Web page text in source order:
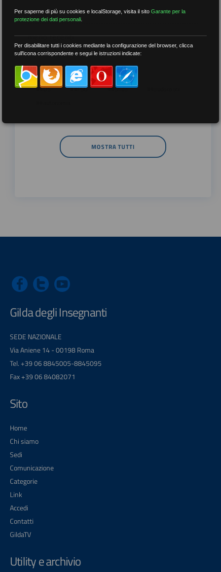
più recenti
meno recenti
per tag
##DS ##FGU ##Gilda
MOSTRA TUTTI
Gilda degli Insegnanti
SEDE NAZIONALE
Via Aniene 14 - 00198 Roma
Tel. +39 06 8845005-8845095
Fax +39 06 84082071
Sito
Home
Chi siamo
Sedi
Comunicazione
Categorie
Link
Accedi
Contatti
GildaTV
Utility e archivio
Per saperne di più su cookies e localStorage, visita il sitoGarante per la
protezione dei dati personali
Per disabilitare tutti i cookies mediante la configurazione del browser, clicca
sull'icona corrispondente e segui le istruzioni indicate: